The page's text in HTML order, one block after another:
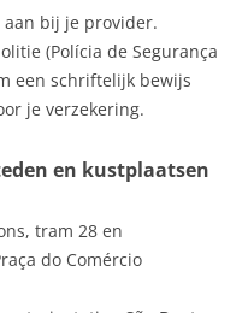
aan bij je provider.
(Polícia de Segurança
een schriftelijk bewijs
je verzekering.
en kustplaatsen
tram 28 en
do Comércio